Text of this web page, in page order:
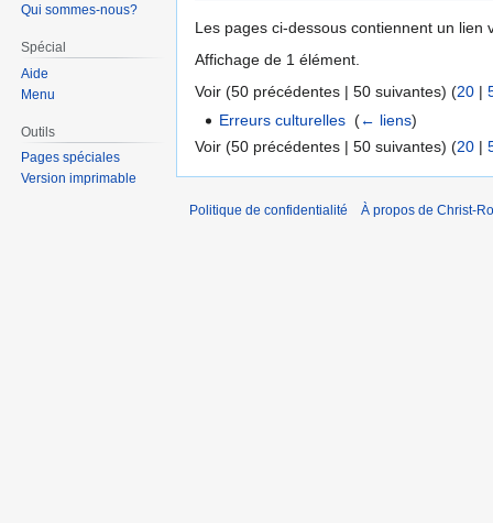
Les pages ci-dessous contiennent un lien
Affichage de 1 élément.
Voir (50 précédentes | 50 suivantes) (20 |
Erreurs culturelles ‎(← liens)
Voir (50 précédentes | 50 suivantes) (20 |
Qui sommes-nous?
Spécial
Aide
Menu
Outils
Pages spéciales
Version imprimable
Politique de confidentialité À propos de Christ-